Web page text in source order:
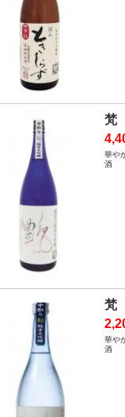
梵
華や
酒
梵
華や
酒